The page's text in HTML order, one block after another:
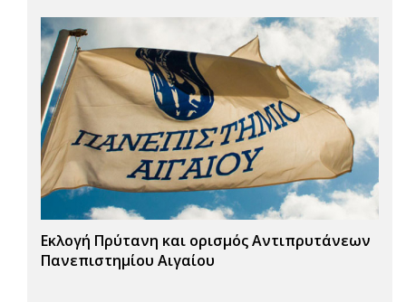
Εκλογή Πρύτανη και ορισμός Αντιπρυτάνεων
Πανεπιστημίου Αιγαίου